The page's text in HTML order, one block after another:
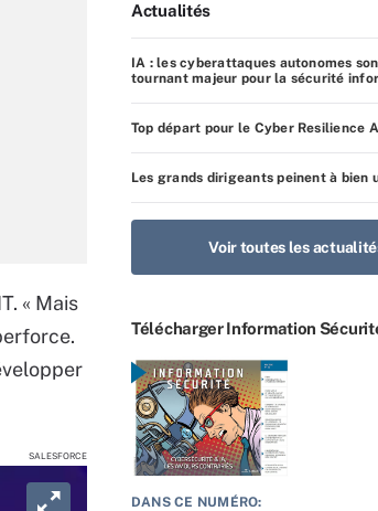
« Mais
SALESFORCE
Actualités
IA : les cyberattaques autonomes
tournant majeur pour la sécurité
Top départ pour le Cyber Resilience
Les grands dirigeants peinent à bien
Voir toutes les
Télécharger Information
DANS CE NUMÉRO: